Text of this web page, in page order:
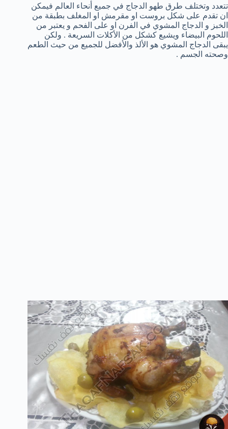
تتعدد وتختلف طرق طهو الدجاج في جميع أنحاء العالم فيمكن
ان تقدم على شكل بروست او مقرمش او المغلف بطبقة من
الخبز و الدجاج المشوي في الفرن او على الفحم و يعتبر من
اللحوم البيضاء ويشيع كشكل من الأكلات السريعة . ولكن
يبقى الدجاج المشوي هو الألذ والأفضل للجميع من حيث الطعم
وصحته الجسم .